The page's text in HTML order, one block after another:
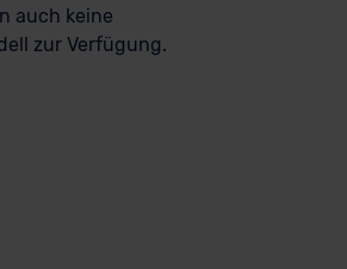
auch keine
zur Verfügung.